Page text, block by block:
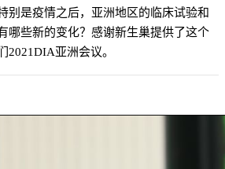
别是疫情之后，亚洲地区的临床试验和
哪些新的变化？感谢新生巢提供了这个
2021DIA亚洲会议。